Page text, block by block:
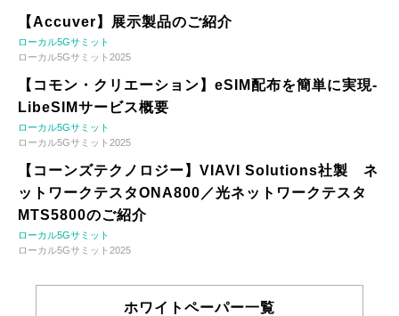
【Accuver】展示製品のご紹介
ローカル5Gサミット
ローカル5Gサミット2025
【コモン・クリエーション】eSIM配布を簡単に実現-
LibeSIMサービス概要
ローカル5Gサミット
ローカル5Gサミット2025
【コーンズテクノロジー】VIAVI Solutions社製 ネ
ットワークテスタONA800／光ネットワークテスタ
MTS5800のご紹介
ローカル5Gサミット
ローカル5Gサミット2025
ホワイトペーパー一覧